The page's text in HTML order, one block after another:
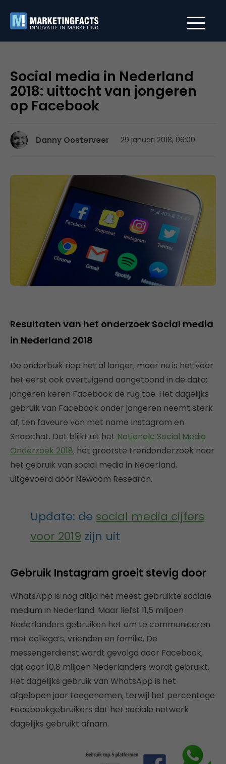
Social media in Nederland
2018: uittocht van jongeren
op Facebook
Danny Oosterveer 29 januari 2018, 06:00
Resultaten van het onderzoek Social media
in Nederland 2018
De onderbuik riep het al langer, maar nu is het voor
het eerst ook overtuigend aangetoond in de data:
jongeren keren Facebook de rug toe. Het dagelijks
gebruik van Facebook onder jongeren neemt sterk
af, ten faveure van met name Instagram en
Snapchat. Dat blijkt uit het Nationale Social Media
Onderzoek 2018, het grootste trendonderzoek naar
het gebruik van social media in Nederland,
uitgevoerd door Newcom Research.
Update: de social media cijfers
voor 2019 zijn uit
Gebruik Instagram groeit stevig door
WhatsApp is nog altijd het meest gebruikte sociale
medium in Nederland. Maar liefst 11,5 miljoen
Nederlanders gebruiken het om te communiceren
met collega’s, vrienden en familie. De
messengerdienst wordt gevolgd door Facebook,
dat door 10,8 miljoen Nederlanders wordt gebruikt.
Het dagelijks gebruik van WhatsApp is het
afgelopen jaar toegenomen, terwijl het percentage
Facebookgebruikers dat het sociale netwerk
dagelijks gebruikt afnam.